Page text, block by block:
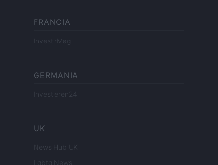
FRANCIA
InvestirMag
GERMANIA
Investieren24
UK
News Hub UK
Lgbtq News